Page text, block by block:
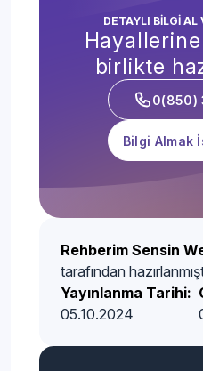
DETAYLI BİLGİ AL
birlikte
0(850)
Bilgi Almak
Rehberim Sensin
tarafından
Yayınlanma Tarihi:
05.10.2024